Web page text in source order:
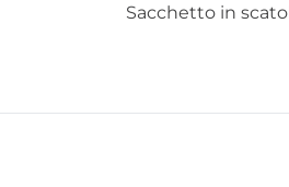
Sacchetto in